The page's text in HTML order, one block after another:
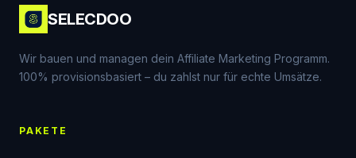
SELECDOO
Wir bauen und managen dein Affiliate Marketing Programm.
100% provisionsbasiert – du zahlst nur für echte Umsätze.
PAKETE